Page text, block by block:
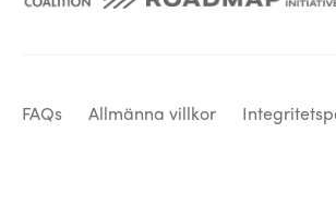
FAQs Allmänna villkor